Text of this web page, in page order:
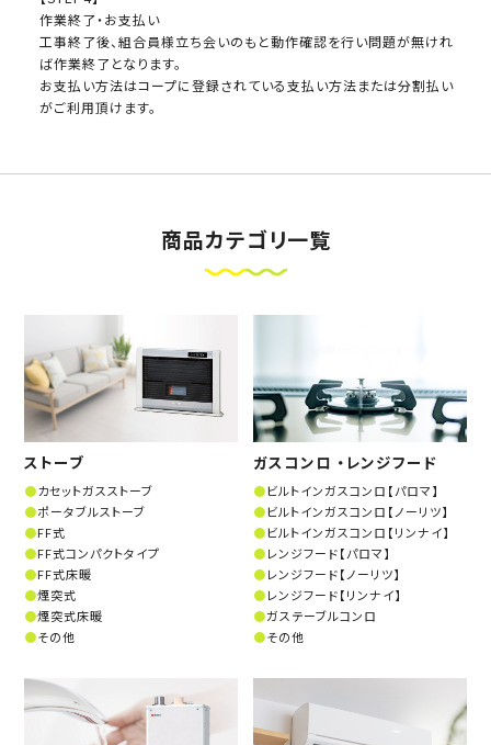
作業終了・お支払い
工事終了後、組合員様立ち会いのもと動作確認を行い問題が無けれ
ば作業終了となります。
お支払い方法はコープに登録されている支払い方法または分割払い
がご利用頂けます。
商品カテゴリ一覧
ストーブ
カセットガスストーブ
ポータブルストーブ
FF式
FF式コンパクトタイプ
FF式床暖
煙突式
煙突式床暖
その他
ガスコンロ ・レンジフード
ビルトインガスコンロ【パロマ】
ビルトインガスコンロ【ノーリツ】
ビルトインガスコンロ【リンナイ】
レンジフード【パロマ】
レンジフード【ノーリツ】
レンジフード【リンナイ】
ガステーブルコンロ
その他